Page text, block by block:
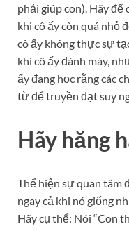
phải giúp con). Hãy để
khi cô ấy còn quá nhỏ
cô ấy không thực sự
khi cô ấy đánh máy,
ấy đang học rằng các
từ để truyền đạt suy
Hãy hăng
Thể hiện sự quan tâm
ngay cả khi nó giống
Hãy cụ thể: Nói “Con